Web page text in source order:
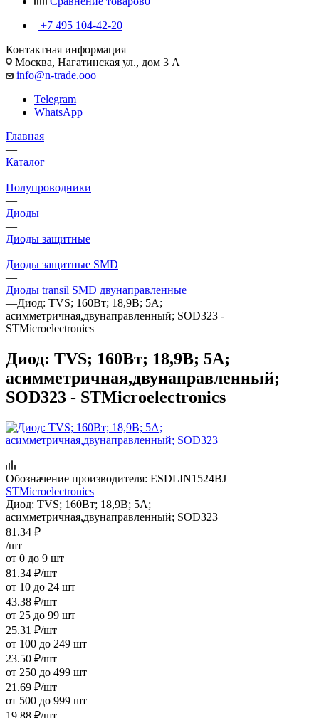
+7 495 104-42-20
Контактная информация
Москва, Нагатинская ул., дом 3 А
info@n-trade.ooo
Telegram
WhatsApp
Главная
—
Каталог
—
Полупроводники
—
Диоды
—
Диоды защитные
—
Диоды защитные SMD
—
Диоды transil SMD двунаправленные
—Диод: TVS; 160Вт; 18,9В; 5А;
асимметричная,двунаправленный; SOD323 -
STMicroelectronics
Диод: TVS; 160Вт; 18,9В; 5А;
асимметричная,двунаправленный;
SOD323 - STMicroelectronics
Обозначение производителя: ESDLIN1524BJ
STMicroelectronics
Диод: TVS; 160Вт; 18,9В; 5А;
асимметричная,двунаправленный; SOD323
81.34 ₽
/шт
от 0 до 9 шт
81.34 ₽/шт
от 10 до 24 шт
43.38 ₽/шт
от 25 до 99 шт
25.31 ₽/шт
от 100 до 249 шт
23.50 ₽/шт
от 250 до 499 шт
21.69 ₽/шт
от 500 до 999 шт
19.88 ₽/шт